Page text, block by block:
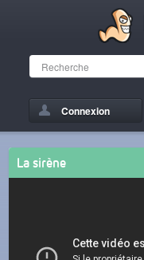
Connexion
La sirène